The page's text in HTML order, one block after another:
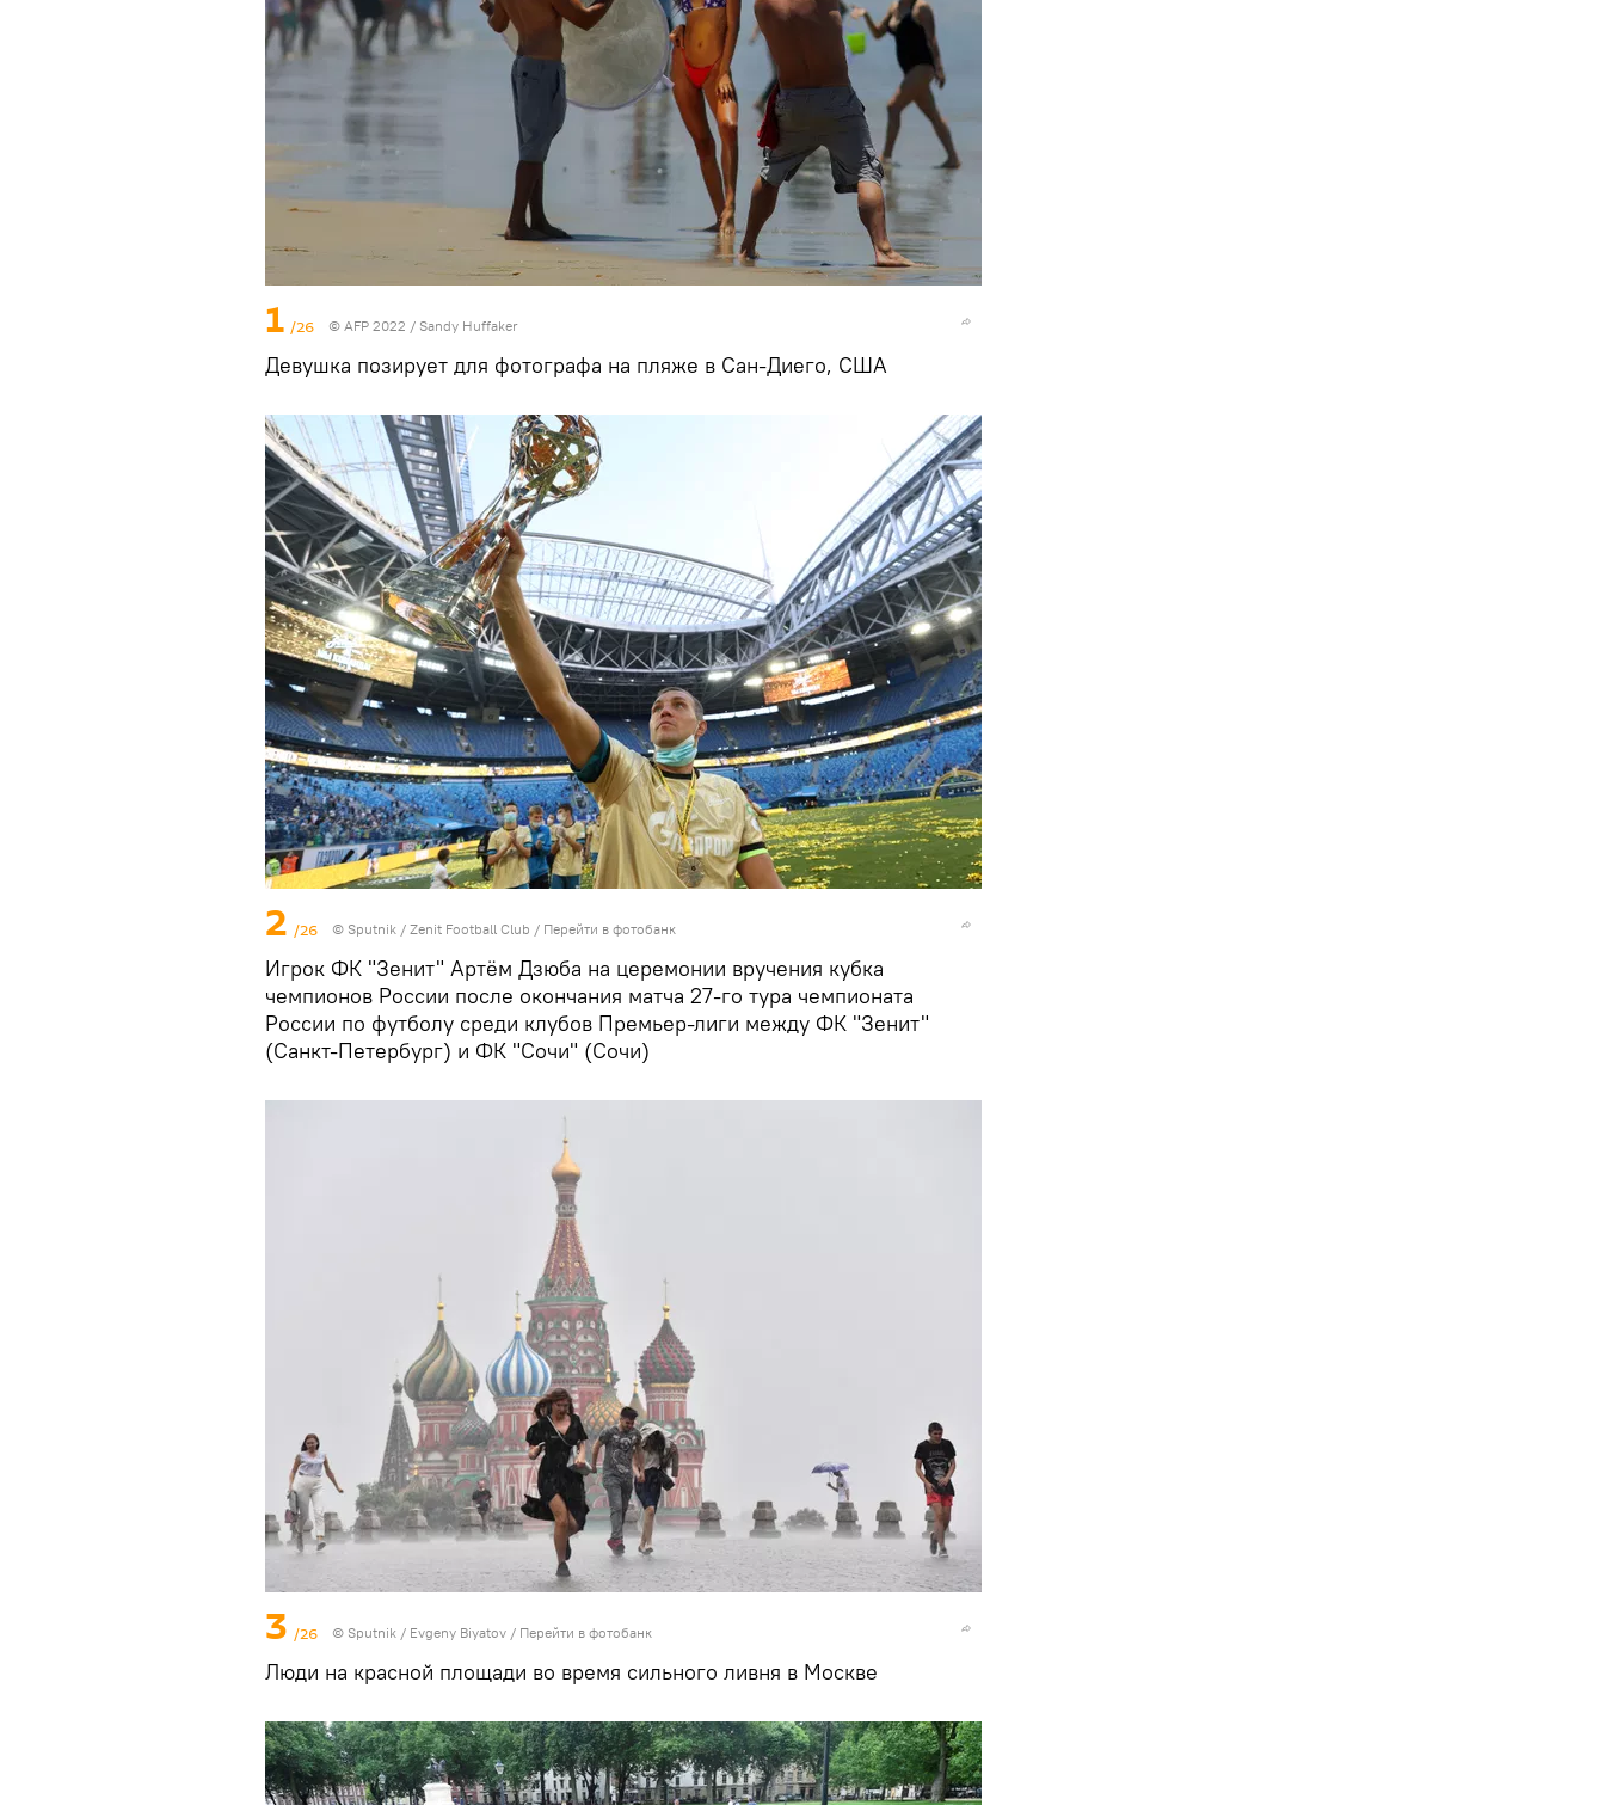
1 /26 © AFP 2022 / Sandy Huffaker
Девушка позирует для фотографа на пляже в Сан-Диего, США
2 /26 © Sputnik / Zenit Football Club / Перейти в фотобанк
Игрок ФК "Зенит" Артём Дзюба на церемонии вручения кубка
чемпионов России после окончания матча 27-го тура чемпионата
России по футболу среди клубов Премьер-лиги между ФК "Зенит"
(Санкт-Петербург) и ФК "Сочи" (Сочи)
3 /26 © Sputnik / Evgeny Biyatov / Перейти в фотобанк
Люди на красной площади во время сильного ливня в Москве